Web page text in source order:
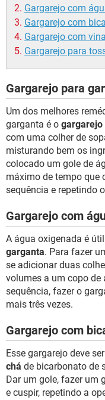
Gargarejo com
Gargarejo com
Gargarejo com
Gargarejo para
Gargarejo para
Um dos melhores
garganta é o gargarejo
com uma colher de
misturando bem os
colocado um gole de
máximo de tempo que
sequência e repetindo
Gargarejo com
A água oxigenada é
garganta. Para fazer
se adicionar duas
volumes a um copo de
sequência, fazer o
mais três vezes.
Gargarejo com
Esse gargarejo deve
chá de bicarbonato de
Dar um gole, fazer um
e cuspir, repetindo a